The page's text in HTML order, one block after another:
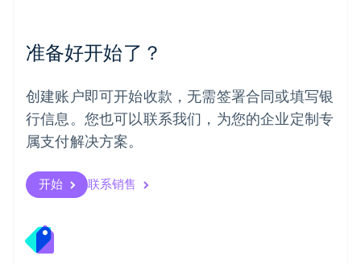
准备好开始了？
创建账户即可开始收款，无需签署合同或填写银
行信息。您也可以联系我们，为您的企业定制专
属支付解决方案。
开始 联系销售
日本
日本語English
SvenskaEnglish
瑞士
DeutschFrançais ItalianoEnglish
塞浦路斯
斯洛伐克
English
English
泰国
ไทย